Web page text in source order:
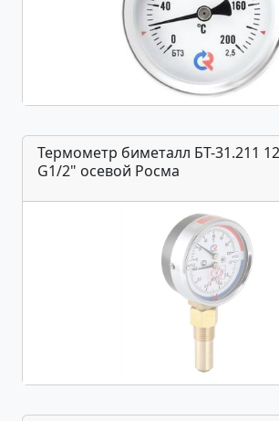
Термометр биметалл БТ-31.211
G1/2" осевой Росма